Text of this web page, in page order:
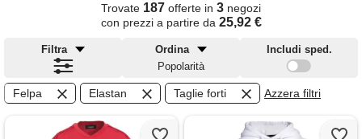
Trovate 187 offerte in 3 negozi
con prezzi a partire da 25,92 €
Filtra
Ordina
Popolarità
Includi sped.
Felpa Elastan Taglie forti Azzera filtri